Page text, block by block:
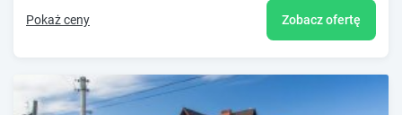
Pokaż ceny Zobacz ofertę